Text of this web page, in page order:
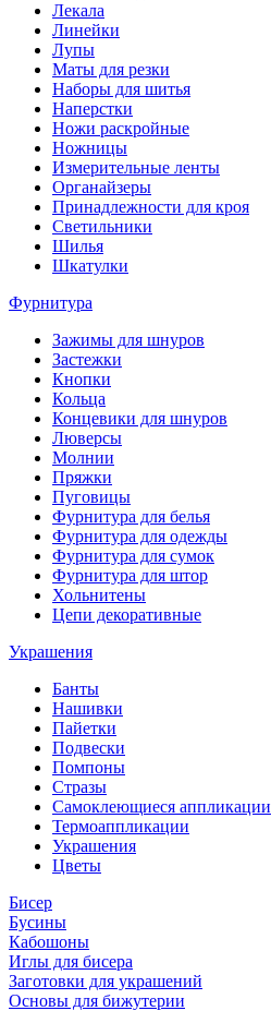
Лекала
Линейки
Лупы
Маты для резки
Наборы для шитья
Наперстки
Ножи раскройные
Ножницы
Измерительные ленты
Органайзеры
Принадлежности для кроя
Светильники
Шилья
Шкатулки
Фурнитура
Зажимы для шнуров
Застежки
Кнопки
Кольца
Концевики для шнуров
Люверсы
Молнии
Пряжки
Пуговицы
Фурнитура для белья
Фурнитура для одежды
Фурнитура для сумок
Фурнитура для штор
Хольнитены
Цепи декоративные
Украшения
Банты
Нашивки
Пайетки
Подвески
Помпоны
Стразы
Самоклеющиеся аппликации
Термоаппликации
Украшения
Цветы
Бисер
Бусины
Кабошоны
Иглы для бисера
Заготовки для украшений
Основы для бижутерии